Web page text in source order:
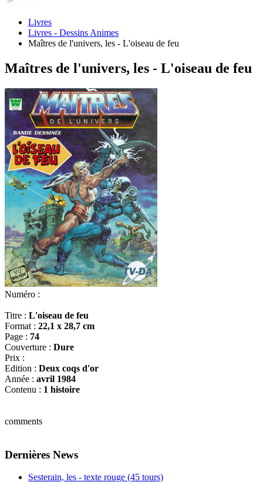
Livres
Livres - Dessins Animes
Maîtres de l'univers, les - L'oiseau de feu
Maîtres de l'univers, les - L'oiseau de feu
Numéro :
Titre : L'oiseau de feu
Format : 22,1 x 28,7 cm
Page : 74
Couverture : Dure
Prix :
Edition : Deux coqs d'or
Année : avril 1984
Contenu : 1 histoire
comments
Dernières News
Sesterain, les - texte rouge (45 tours)